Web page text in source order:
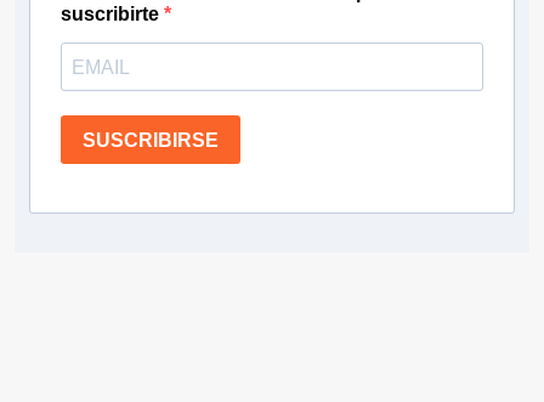
suscribirte
SUSCRIBIRSE